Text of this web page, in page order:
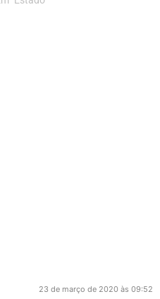
23 de março de 2020 às 09:52